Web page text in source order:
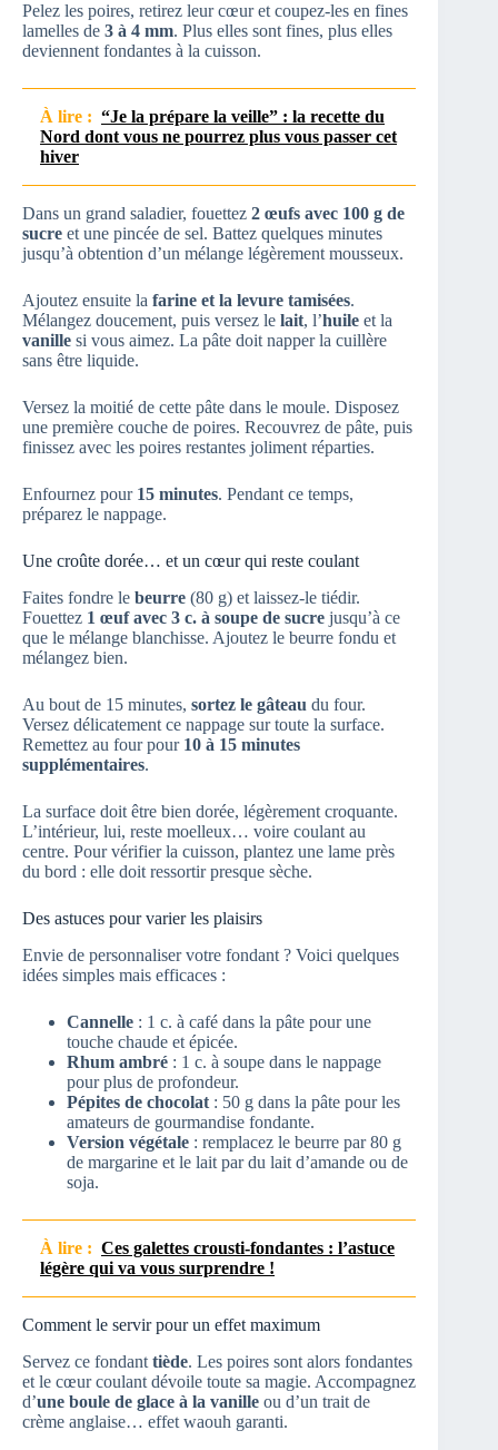
Pelez les poires, retirez leur cœur et coupez-les en fines
lamelles de 3 à 4 mm. Plus elles sont fines, plus elles
deviennent fondantes à la cuisson.
À lire : “Je la prépare la veille” : la recette du
Nord dont vous ne pourrez plus vous passer cet
hiver
Dans un grand saladier, fouettez 2 œufs avec 100 g de
sucre et une pincée de sel. Battez quelques minutes
jusqu’à obtention d’un mélange légèrement mousseux.
Ajoutez ensuite la farine et la levure tamisées.
Mélangez doucement, puis versez le lait, l’huile et la
vanille si vous aimez. La pâte doit napper la cuillère
sans être liquide.
Versez la moitié de cette pâte dans le moule. Disposez
une première couche de poires. Recouvrez de pâte, puis
finissez avec les poires restantes joliment réparties.
Enfournez pour 15 minutes. Pendant ce temps,
préparez le nappage.
Une croûte dorée… et un cœur qui reste coulant
Faites fondre le beurre (80 g) et laissez-le tiédir.
Fouettez 1 œuf avec 3 c. à soupe de sucre jusqu’à ce
que le mélange blanchisse. Ajoutez le beurre fondu et
mélangez bien.
Au bout de 15 minutes, sortez le gâteau du four.
Versez délicatement ce nappage sur toute la surface.
Remettez au four pour 10 à 15 minutes
supplémentaires.
La surface doit être bien dorée, légèrement croquante.
L’intérieur, lui, reste moelleux… voire coulant au
centre. Pour vérifier la cuisson, plantez une lame près
du bord : elle doit ressortir presque sèche.
Des astuces pour varier les plaisirs
Envie de personnaliser votre fondant ? Voici quelques
idées simples mais efficaces :
Cannelle : 1 c. à café dans la pâte pour une
touche chaude et épicée.
Rhum ambré : 1 c. à soupe dans le nappage
pour plus de profondeur.
Pépites de chocolat : 50 g dans la pâte pour les
amateurs de gourmandise fondante.
Version végétale : remplacez le beurre par 80 g
de margarine et le lait par du lait d’amande ou de
soja.
À lire : Ces galettes crousti‑fondantes : l’astuce
légère qui va vous surprendre !
Comment le servir pour un effet maximum
Servez ce fondant tiède. Les poires sont alors fondantes
et le cœur coulant dévoile toute sa magie. Accompagnez
d’une boule de glace à la vanille ou d’un trait de
crème anglaise… effet waouh garanti.